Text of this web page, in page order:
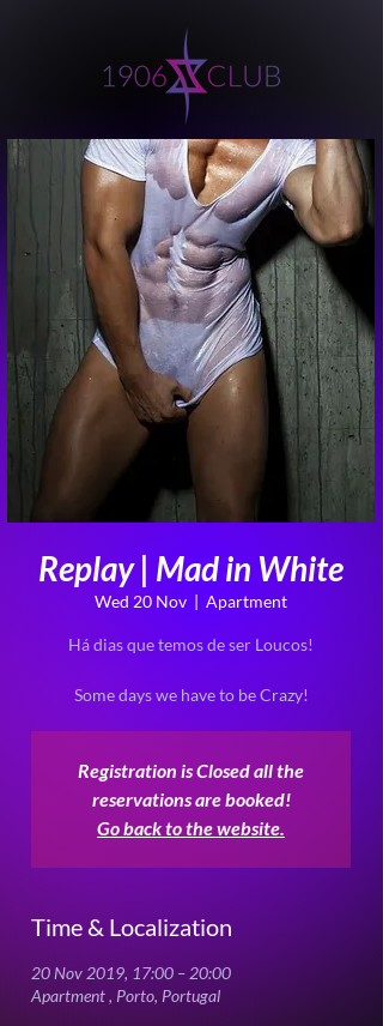
Replay | Mad in White
Wed 20 Nov
  |
Apartment
Há dias que temos de ser Loucos!
Some days we have to be Crazy!
Registration is Closed all the
reservations are booked!
Go back to the website.
Time & Localization
20 Nov 2019, 17:00 – 20:00
Apartment , Porto, Portugal